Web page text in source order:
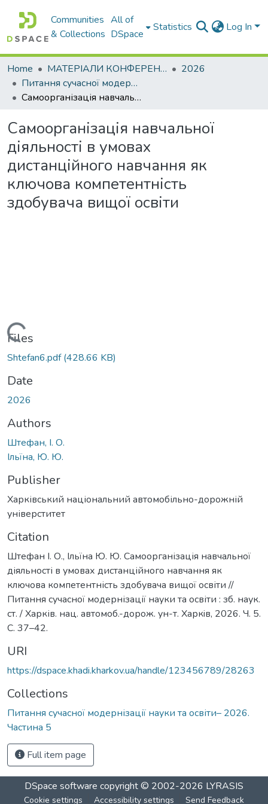
Communities
& Collections
All of
DSpace
Statistics Log In
Home МАТЕРІАЛИ КОНФЕРЕНЦІЙ
2026
Питання сучасної модернізації науки та освіти– 2026. Частина 5
Самоорганізація навчальної діяльності в умовах дистанційного навчання як ключова компетентність здобувача вищої освіти
Самоорганізація навчальної
діяльності в умовах
дистанційного навчання як
ключова компетентність
здобувача вищої освіти
Loading...
Files
Shtefan6.pdf(428.66 KB)
Date
2026
Authors
Штефан, І. О.
Ільїна, Ю. Ю.
Publisher
Харківський національний автомобільно-дорожній
універститет
Citation
Штефан І. О., Ільїна Ю. Ю. Самоорганізація навчальної
діяльності в умовах дистанційного навчання як
ключова компетентність здобувача вищої освіти //
Питання сучасної модернізації науки та освіти : зб. наук.
ст. / Харків. нац. автомоб.-дорож. ун-т. Харкiв, 2026. Ч. 5.
С. 37–42.
URI
https://dspace.khadi.kharkov.ua/handle/123456789/28263
Collections
Питання сучасної модернізації науки та освіти– 2026.
Частина 5
Full item page
DSpace software copyright © 2002-2026 LYRASIS
Cookie settings Accessibility settings Send Feedback